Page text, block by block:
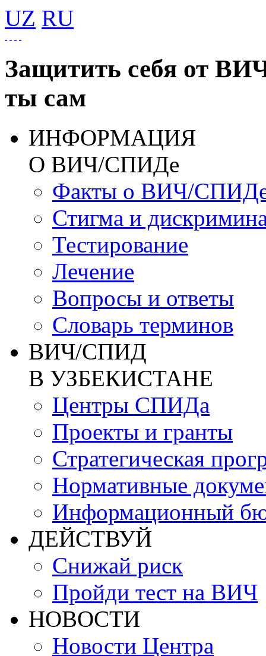
UZ RU
Защитить себя от
ты сам
ИНФОРМАЦИЯ
О ВИЧ/СПИДе
Факты о ВИЧ/
Стигма и
Тестирование
Лечение
Вопросы и ответы
Словарь терминов
ВИЧ/СПИД
В УЗБЕКИСТАНЕ
Центры СПИДа
Проекты и гранты
Стратегическая
Нормативные
Информационный
ДЕЙСТВУЙ
Снижай риск
Пройди тест на ВИЧ
НОВОСТИ
Новости Центра